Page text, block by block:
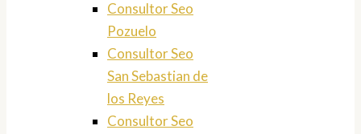
Consultor Seo
Pozuelo
Consultor Seo
San Sebastian de
los Reyes
Consultor Seo